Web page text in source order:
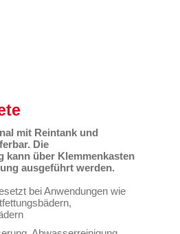
mit Reintank und
Die
kann über Klemmenkasten
ausgeführt werden.
bei Anwendungen wie